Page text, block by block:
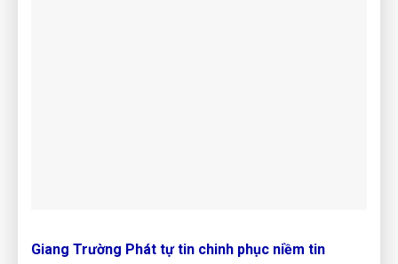
Giang Trường Phát tự tin chinh phục niềm tin